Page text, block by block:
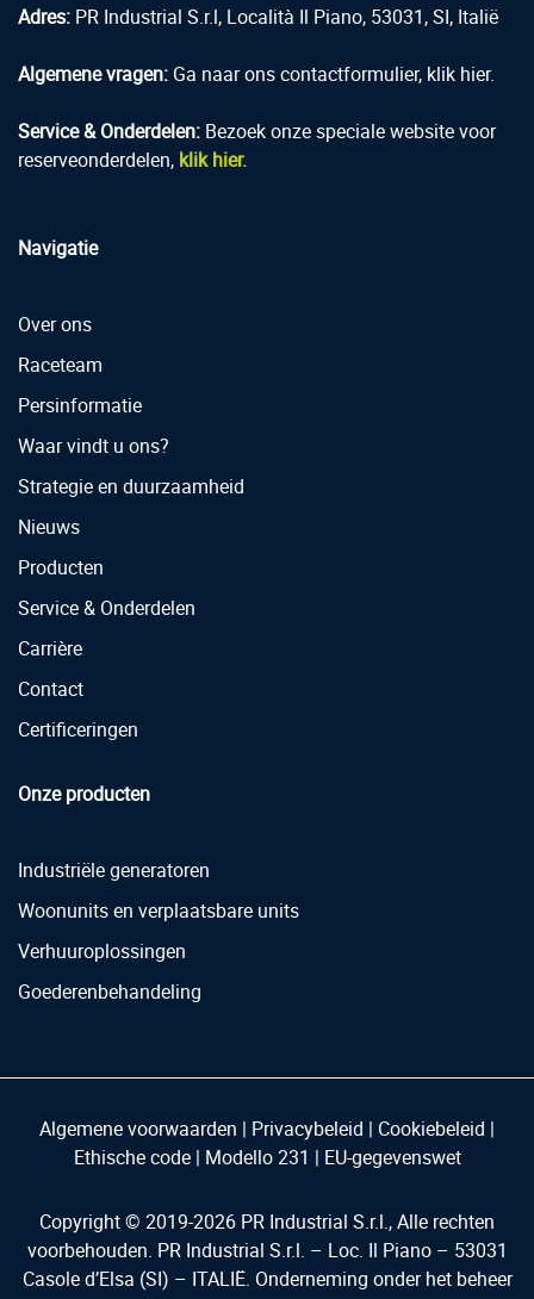
Adres: PR Industrial S.r.l, Località Il Piano, 53031, SI, Italië
Algemene vragen: Ga naar ons contactformulier, klik hier.
Service & Onderdelen: Bezoek onze speciale website voor
reserveonderdelen, klik hier.
Navigatie
Over ons
Raceteam
Persinformatie
Waar vindt u ons?
Strategie en duurzaamheid
Nieuws
Producten
Service & Onderdelen
Carrière
Contact
Certificeringen
Onze producten
Industriële generatoren
Woonunits en verplaatsbare units
Verhuuroplossingen
Goederenbehandeling
Algemene voorwaarden | Privacybeleid | Cookiebeleid |
Ethische code| Modello 231 | EU-gegevenswet
Copyright © 2019-2026 PR Industrial S.r.l., Alle rechten
voorbehouden. PR Industrial S.r.l. – Loc. Il Piano – 53031
Casole d’Elsa (SI) – ITALIË. Onderneming onder het beheer